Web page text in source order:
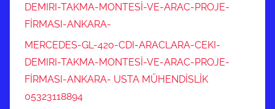
DEMIRI-TAKMA-MONTESİ-VE-ARAC-PROJE-
FİRMASI-ANKARA-
MERCEDES-GL-420-CDI-ARACLARA-CEKI-
DEMIRI-TAKMA-MONTESİ-VE-ARAC-PROJE-
FİRMASI-ANKARA- USTA MÜHENDİSLİK
05323118894